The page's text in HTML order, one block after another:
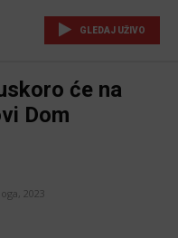
GLEDAJ UŽIVO
će na
Dom
2023